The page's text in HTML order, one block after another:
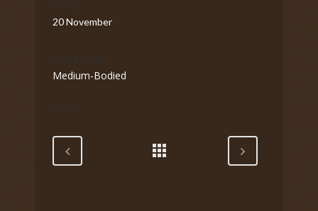
20 November
Medium-Bodied